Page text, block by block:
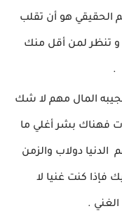
الحقيقي هو أن تقلب
و تنظر لمن أقل منك
.
بجيبه المال مهم لا شك
فهناك بشر أغلي ما
الدنيا دولاب والزمن
فإذا كنت غنيا لا
.